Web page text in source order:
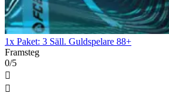
1x Paket: 3 Säll. Guldspelare 88+
Framsteg
0/5

